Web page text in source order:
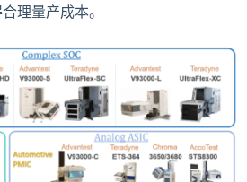
理量产成本。